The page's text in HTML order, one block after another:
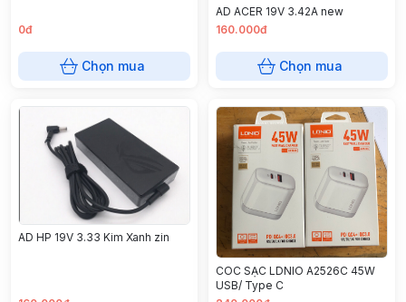
0đ
Chọn mua
AD ACER 19V 3.42A new
160.000đ
Chọn mua
AD HP 19V 3.33 Kim Xanh zin
COC SẠC LDNIO A2526C 45W
USB/ Type C